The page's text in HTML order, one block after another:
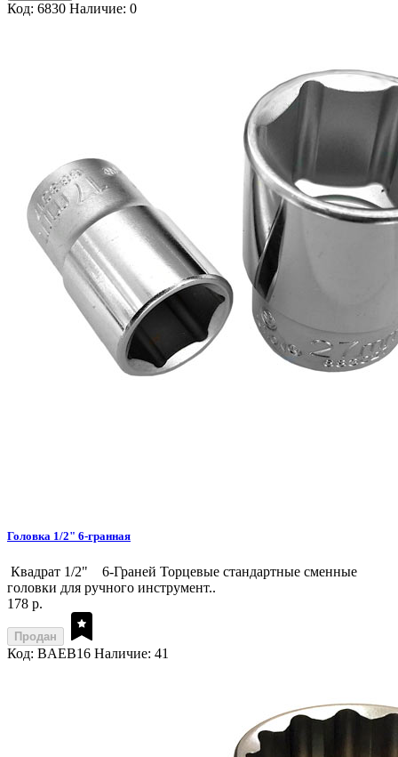
Код: 6830 Наличие: 0
Головка 1/2" 6-гранная
Квадрат 1/2" 6-Граней Торцевые стандартные сменные
головки для ручного инструмент..
178 р.
Продан
Код: BAEB16 Наличие: 41